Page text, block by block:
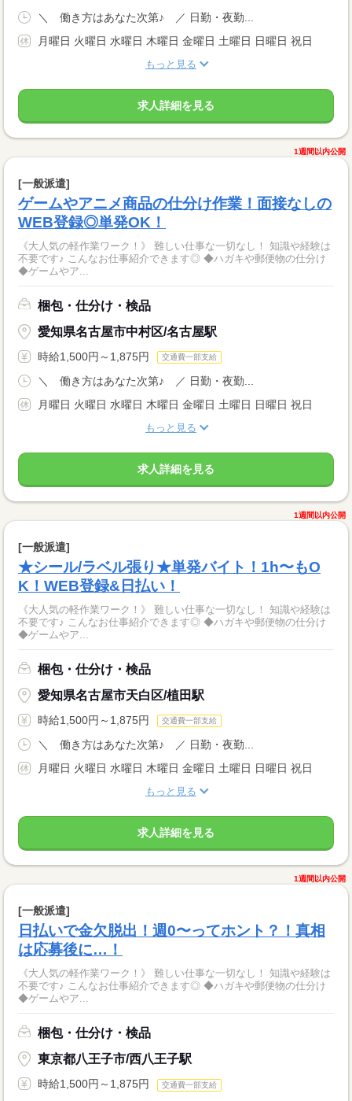
＼ 働き方はあなた次第♪ ／ 日勤・夜勤...
月曜日 火曜日 水曜日 木曜日 金曜日 土曜日 日曜日 祝日
もっと見る
求人詳細を見る
1週間以内公開
[一般派遣]
ゲームやアニメ商品の仕分け作業！面接なしの
WEB登録◎単発OK！
《大人気の軽作業ワーク！》 難しい仕事な一切なし！ 知識や経験は
不要です♪ こんなお仕事紹介できます◎ ◆ハガキや郵便物の仕分け
◆ゲームやア...
梱包・仕分け・検品
愛知県名古屋市中村区/名古屋駅
時給1,500円～1,875円 交通費一部支給
＼ 働き方はあなた次第♪ ／ 日勤・夜勤...
月曜日 火曜日 水曜日 木曜日 金曜日 土曜日 日曜日 祝日
もっと見る
求人詳細を見る
1週間以内公開
[一般派遣]
★シール/ラベル張り★単発バイト！1h〜もO
K！WEB登録&日払い！
《大人気の軽作業ワーク！》 難しい仕事な一切なし！ 知識や経験は
不要です♪ こんなお仕事紹介できます◎ ◆ハガキや郵便物の仕分け
◆ゲームやア...
梱包・仕分け・検品
愛知県名古屋市天白区/植田駅
時給1,500円～1,875円 交通費一部支給
＼ 働き方はあなた次第♪ ／ 日勤・夜勤...
月曜日 火曜日 水曜日 木曜日 金曜日 土曜日 日曜日 祝日
もっと見る
求人詳細を見る
1週間以内公開
[一般派遣]
日払いで金欠脱出！週0〜ってホント？！真相
は応募後に…！
《大人気の軽作業ワーク！》 難しい仕事な一切なし！ 知識や経験は
不要です♪ こんなお仕事紹介できます◎ ◆ハガキや郵便物の仕分け
◆ゲームやア...
梱包・仕分け・検品
東京都八王子市/西八王子駅
時給1,500円～1,875円 交通費一部支給